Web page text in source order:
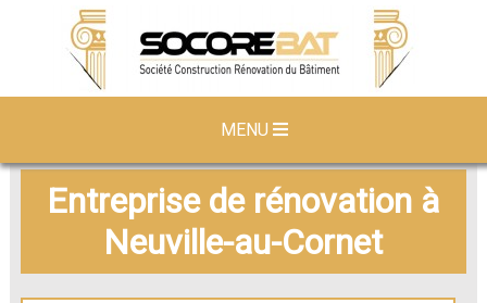
MENU
Entreprise de rénovation à
Neuville-au-Cornet